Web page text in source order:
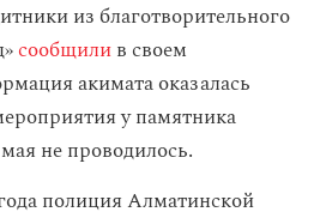
из благотворительного
сообщилив своем
акимата оказалась
у памятника
не проводилось.
полиция Алматинской